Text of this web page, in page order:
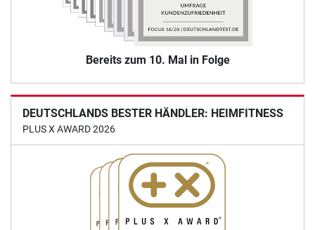
Bereits zum 10. Mal in Folge
DEUTSCHLANDS BESTER HÄNDLER: HEIMFITNESS
PLUS X AWARD 2026